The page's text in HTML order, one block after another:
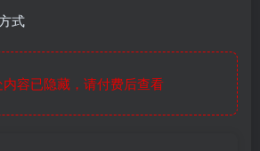
式
容已隐藏，请付费后查看